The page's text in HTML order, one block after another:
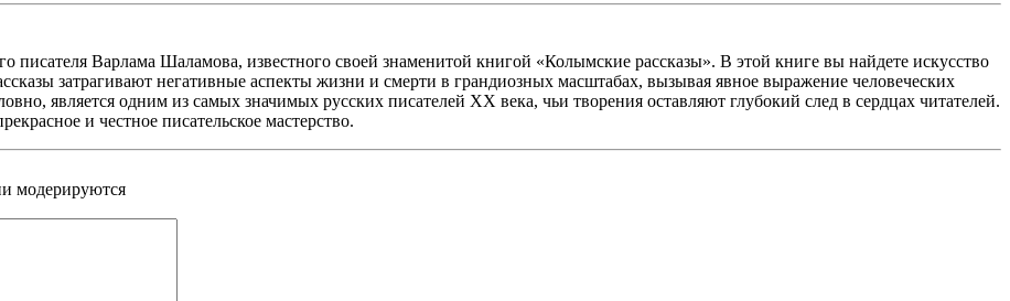
писателя Варлама Шаламова, известного своей знаменитой книгой «Колымские рассказы». В этой книге вы найдете искусство
затрагивают негативные аспекты жизни и смерти в грандиозных масштабах, вызывая явное выражение человеческих
является одним из самых значимых русских писателей ХХ века, чьи творения оставляют глубокий след в сердцах читателей.
и честное писательское мастерство.
модерируются